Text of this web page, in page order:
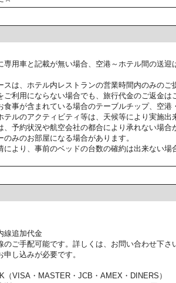
専用車と記載が無い場合、空港～ホテル間の送
スは、ホテル内レストランの営業時間内のみのご
ご利用にならない場合でも、旅行代金のご返金は
食事が含まれている場合のテーブルチップ、空
テルのアクティビティ等は、天候等により実施出
、予約状況や航空会社の都合により承れない場合
のみのお部屋になる場合があります。
により、事前のベッドの台数の確約は出来ない場
線追加代金
ご手配可能です。詳しくは、お問い合わせ下さ
し込みが必要です。
（VISA・MASTER・JCB・AMEX・DINERS）